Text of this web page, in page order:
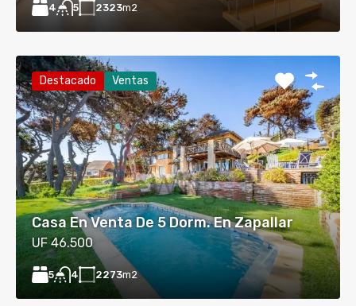
4 5 2323m2
Destacado Ventas
Casa En Venta De 5 Dorm. En Zapallar
UF 46.500
5 4 2273m2